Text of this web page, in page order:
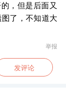
，但是后面又
了，不知道大
举报
发评论